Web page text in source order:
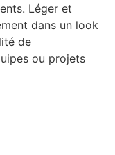
Léger et
dans un look
de
ou projets